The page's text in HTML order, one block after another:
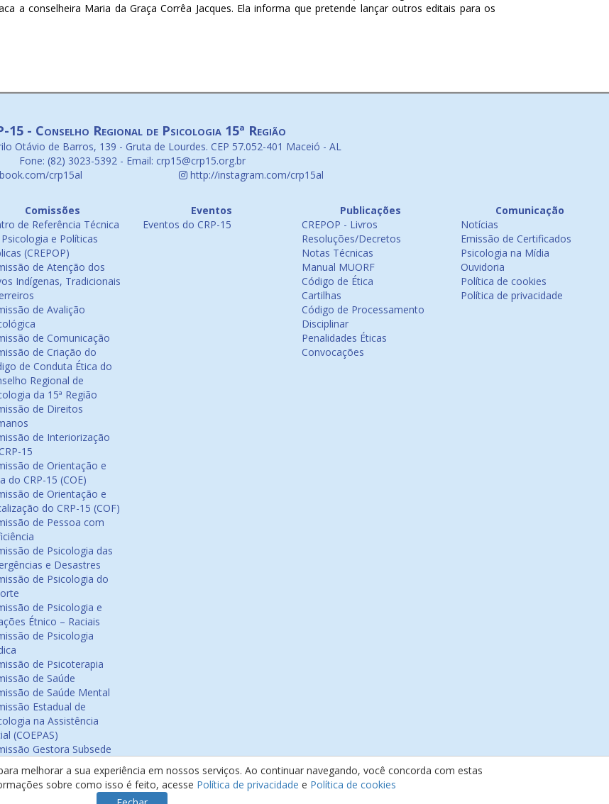
a conselheira Maria da Graça Corrêa Jacques. Ela informa que pretende lançar outros editais para os
15 - Conselho Regional de Psicologia 15ª Região
Otávio de Barros, 139 - Gruta de Lourdes. CEP 57.052-401 Maceió - AL
Fone: (82) 3023-5392 - Email: crp15@crp15.org.br
crp15al
http://instagram.com/crp15al
Comissões
de Referência Técnica
e Políticas
(CREPOP)
de Atenção dos
Indígenas, Tradicionais
de Avalição
de Comunicação
de Criação do
de Conduta Ética do
Regional de
da 15ª Região
de Direitos
de Interiorização
15
de Orientação e
do CRP-15 (COE)
de Orientação e
do CRP-15 (COF)
de Pessoa com
de Psicologia das
e Desastres
de Psicologia do
de Psicologia e
Étnico – Raciais
de Psicologia
de Psicoterapia
de Saúde
de Saúde Mental
Estadual de
na Assistência
(COEPAS)
Gestora Subsede
Psicologia na
Eventos
Eventos do CRP-15
Publicações
CREPOP - Livros
Resoluções/Decretos
Notas Técnicas
Manual MUORF
Código de Ética
Cartilhas
Código de Processamento
Disciplinar
Penalidades Éticas
Convocações
Comunicação
Notícias
Emissão de Certificados
Psicologia na Mídia
Ouvidoria
Política de cookies
Política de privacidade
melhorar a sua experiência em nossos serviços. Ao continuar navegando, você concorda com estas
sobre como isso é feito, acesse Política de privacidade e Política de cookies